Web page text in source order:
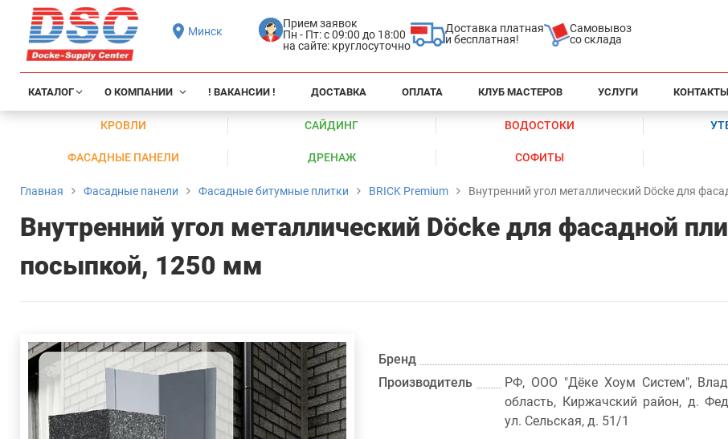
Минск
Прием заявок
Пн - Пт: с 09:00 до 18:00
на сайте: круглосуточно
Доставка платная
и бесплатная!
Самовывоз
со склада
КАТАЛОГ О КОМПАНИИ ! ВАКАНСИИ ! ДОСТАВКА ОПЛАТА КЛУБ МАСТЕРОВ УСЛУГИ КОНТАКТЫ
КРОВЛИ САЙДИНГ ВОДОСТОКИ
ФАСАДНЫЕ ПАНЕЛИ ДРЕНАЖ СОФИТЫ
Главная Фасадные панели Фасадные битумные плитки BRICK Premium Внутренний угол металлический Döcke для
Внутренний угол металлический Döcke для фасадной
посыпкой, 1250 мм
Бренд
Производитель
РФ, ООО "Дёке Хоум Систем",
область, Киржачский район, д.
ул. Сельская, д. 51/1